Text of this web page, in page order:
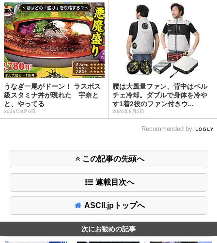
うなぎ一尾がドーン！ ラスボス
級スタミナ丼が現れた 宇奈と
と、やってる
2026年8月6日
腰は大風量ファン、背中はペル
チェ冷却。ダブルで身体を冷や
す1着2役のファン付きウ...
2026年8月5日
Recommended by
この記事の先頭へ
連載目次へ
ASCII.jpトップへ
次にお勧めの記事